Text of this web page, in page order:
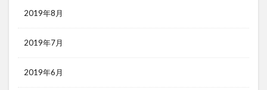
2019年8月
2019年7月
2019年6月